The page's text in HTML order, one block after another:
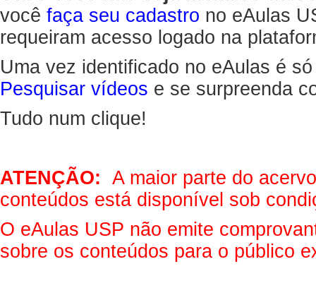
você faça seu cadastro no eAulas
requeiram acesso logado na
Uma vez identificado no eAulas é
Pesquisar vídeos e se surpreenda
Tudo num clique!
ATENÇÃO: A maior parte do
conteúdos está disponível sob
O eAulas USP não emite
sobre os conteúdos para o público